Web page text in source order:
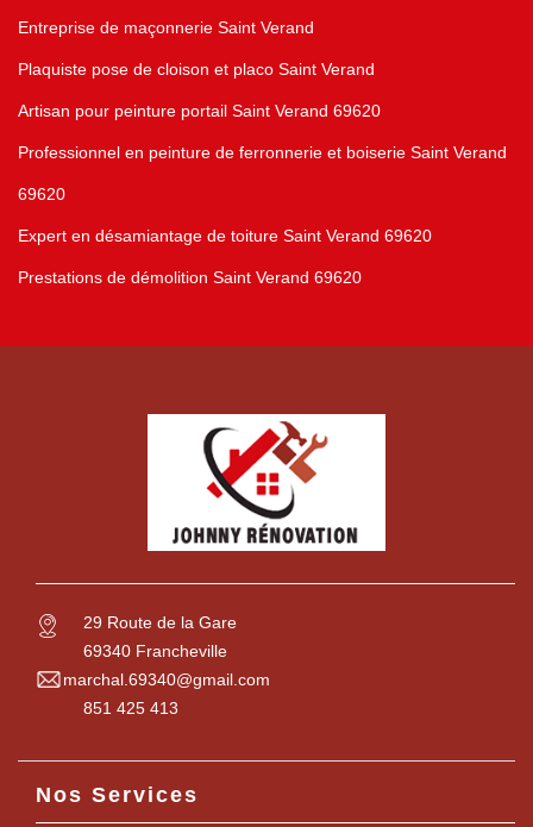
Entreprise de maçonnerie Saint Verand
Plaquiste pose de cloison et placo Saint Verand
Artisan pour peinture portail Saint Verand 69620
Professionnel en peinture de ferronnerie et boiserie Saint Verand
69620
Expert en désamiantage de toiture Saint Verand 69620
Prestations de démolition Saint Verand 69620
29 Route de la Gare
69340 Francheville
marchal.69340@gmail.com
851 425 413
Nos Services